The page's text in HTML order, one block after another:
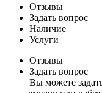
Отзывы
Задать вопрос
Наличие
Услуги
Отзывы
Задать вопрос
Вы можете